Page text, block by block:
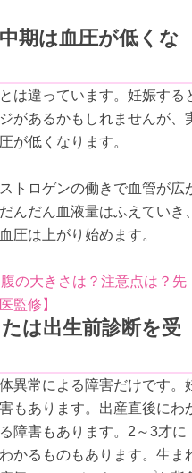
期は血圧が低くな
は違っています。妊娠する
があるかもしれませんが、
が低くなります。
トロゲンの働きで血管が広
んだん血液量はふえていき
圧は上がり始めます。
の大きさは？注意点は？先
監修】
は出生前診断を受
異常による障害だけです。
もあります。出産直後にわ
障害もあります。2～3才に
かるものもあります。生ま